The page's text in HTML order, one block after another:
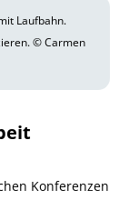
Laufbahn.
© Carmen
Konferenzen